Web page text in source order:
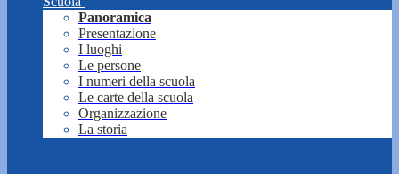
Panoramica
Presentazione
I luoghi
Le persone
I numeri della scuola
Le carte della scuola
Organizzazione
La storia